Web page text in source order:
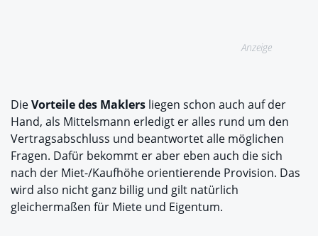
Anzeige
DieVorteile des Maklers liegen schon auch auf der
Hand, als Mittelsmann erledigt er alles rund um den
Vertragsabschluss und beantwortet alle möglichen
Fragen. Dafür bekommt er aber eben auch die sich
nach der Miet-/Kaufhöhe orientierende Provision. Das
wird also nicht ganz billig und gilt natürlich
gleichermaßen für Miete und Eigentum.